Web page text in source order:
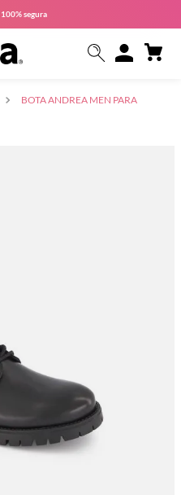
100% segura
BOTA ANDREA MEN PARA